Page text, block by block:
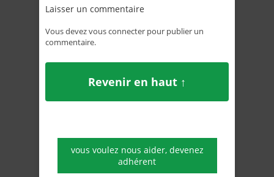
Laisser un commentaire
Vous devezvous connecter pour publier un
commentaire.
Revenir en haut ↑
vous voulez nous aider, devenez
adhérent